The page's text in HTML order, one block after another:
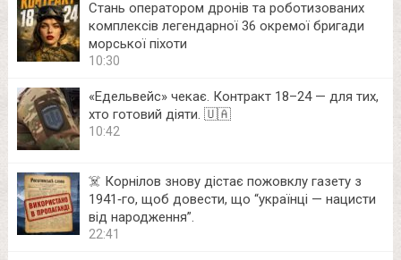
Стань оператором дронів та роботизованих
комплексів легендарної 36 окремої бригади
морської піхоти
10:30
«Едельвейс» чекає. Контракт 18–24 — для тих,
хто готовий діяти. 🇺🇦
10:42
☠️ Корнілов знову дістає пожовклу газету з
1941‑го, щоб довести, що “українці — нацисти
від народження”.
22:41